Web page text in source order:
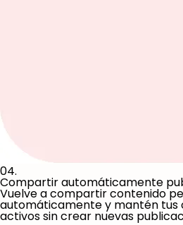
04.
Compartir automáticamente
Vuelve a compartir contenido
automáticamente y mantén tus
activos sin crear nuevas